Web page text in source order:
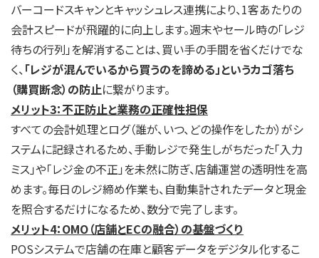
バーコードスキャンとキャッシュレス連携により、1客あたりの
会計スピードが飛躍的に向上します。週末やセール時の「レジ
待ちの行列」を解消することは、買い手の手間を省くだけでな
く、「レジが混んでいるから買うのを諦める」というカゴ落ち
（購買断念）の防止に繋がります。
メリット3：不正防止と業務の正確性担保
すべての会計処理とログ（誰が、いつ、どの操作をしたか）がシ
ステムに記録されるため、手動レジで発生しがちだった「入力
ミス」や「レジ金の不正」を未然に防ぎ、店舗運営の透明性を高
めます。毎日のレジ締め作業も、自動集計されたデータと現金
を照合するだけになるため、数分で完了します。
メリット4：OMO（店舗とECの融合）の基盤づくり
POSシステムで店舗の在庫と顧客データをデジタル化するこ